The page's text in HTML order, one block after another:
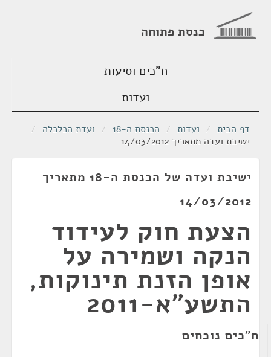
כנסת פתוחה
ח"כים וסיעות
ועדות
דף הבית / ועדות / הכנסת ה-18 / ועדת הכלכלה /
ישיבת ועדה מתאריך 14/03/2012
ישיבת ועדה של הכנסת ה-18 מתאריך
14/03/2012
הצעת חוק לעידוד
הנקה ושמירה על
אופן הזנת תינוקות,
התשע"א-2011
ח"כים נוכחים